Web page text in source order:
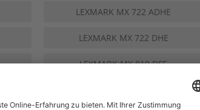
LEXMARK MX 722 ADHE
LEXMARK MX 722 DHE
LEXMARK MX 810 DFE